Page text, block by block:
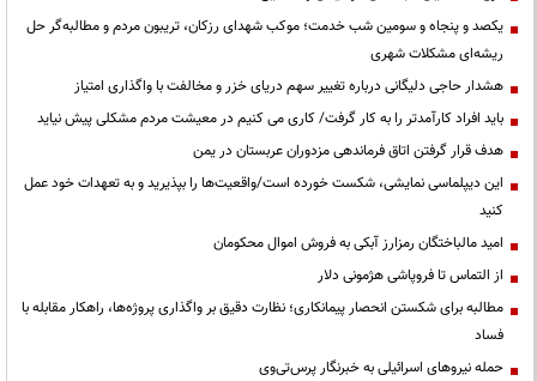
یکصد و پنجاه و سومین شب خدمت؛ موکب شهدای رزکان، تریبون مردم و مطالبه‌گر حل
ریشه‌ای مشکلات شهری
هشدار حاجی دلیگانی درباره تغییر سهم دریای خزر و مخالفت با واگذاری امتیاز
باید افراد کارآمدتر را به کار گرفت/ کاری می کنیم در معیشت مردم مشکلی پیش نیاید
هدف قرار گرفتن اتاق‌ فرماندهی مزدوران عربستان در یمن
این دیپلماسی نمایشی، شکست خورده است/واقعیت‌ها را بپذیرید و به تعهدات خود عمل
کنید
امید مالباختگان رمزارز آبکی به فروش اموال محکومان
از التماس تا فروپاشی هژمونی دلار
مطالبه برای شکستن انحصار پیمانکاری؛ نظارت دقیق بر واگذاری پروژه‌ها، راهکار مقابله با
فساد
حمله نیروهای اسرائیلی به خبرنگار پرس‌تی‌وی